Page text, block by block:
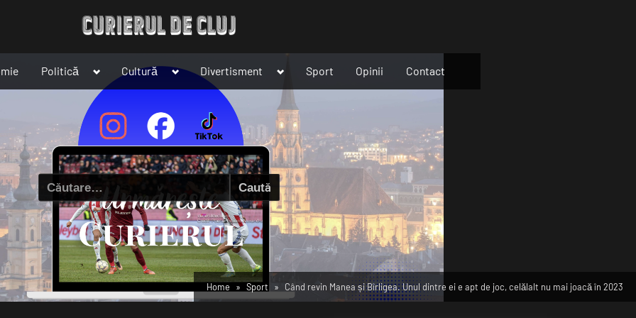
Politică
Toggle
sub-
menu
Cultură
Toggle
menu
Divertisment
Toggle
menu
Sport Opinii Contact
Caută
după:
Home Sport Când revin Manea și Bîrligea. Unul dintre ei e apt de joc, celălalt nu mai joacă în 2023